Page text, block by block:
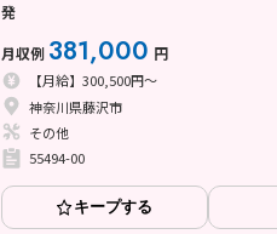
発
月収例 381,000 円
【月給】300,500円～
神奈川県藤沢市
その他
55494-00
キープする